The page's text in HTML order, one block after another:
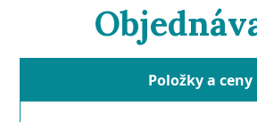
Položky a ceny